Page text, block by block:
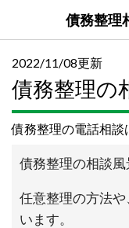
債務整理
2022/11/08更新
債務整理の
債務整理の電話相談
債務整理の相談風
任意整理の方法
います。